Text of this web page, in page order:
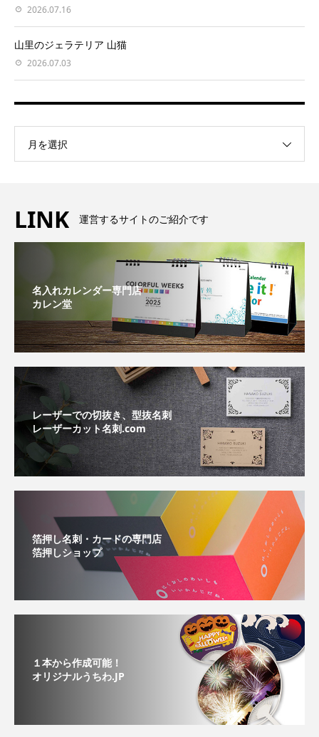
2026.07.16
山里のジェラテリア 山猫
2026.07.03
月を選択
LINK 運営するサイトのご紹介です
名入れカレンダー専門店
カレン堂
レーザーでの切抜き、型抜名刺
レーザーカット名刺.com
箔押し名刺・カードの専門店
箔押しショップ
１本から作成可能！
オリジナルうちわ.JP